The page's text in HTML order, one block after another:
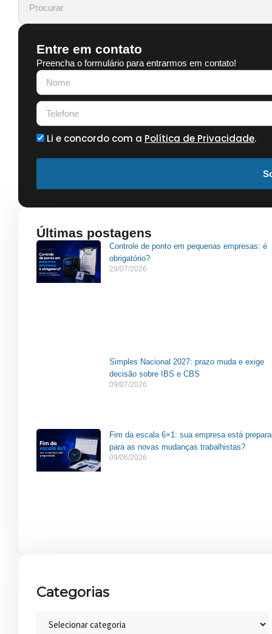
Entre em contato
Preencha o formulário para entrarmos em contato!
Li e concordo com a Política de Privacidade.
Últimas postagens
Controle de ponto em pequenas empresas: é
obrigatório?
29/07/2026
Simples Nacional 2027: prazo muda e exige
decisão sobre IBS e CBS
09/07/2026
Fim da escala 6×1: sua empresa está
para as novas mudanças trabalhistas?
09/06/2026
Categorias